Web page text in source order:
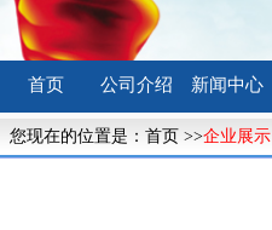
首页 公司介绍 新闻中心
您现在的位置是： 首页 >>企业展示